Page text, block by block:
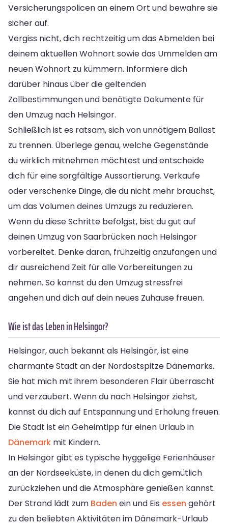
Versicherungspolicen an einem Ort und bewahre sie
sicher auf.
Vergiss nicht, dich rechtzeitig um das Abmelden bei
deinem aktuellen Wohnort sowie das Ummelden am
neuen Wohnort zu kümmern. Informiere dich
darüber hinaus über die geltenden
Zollbestimmungen und benötigte Dokumente für
den Umzug nach Helsingor.
Schließlich ist es ratsam, sich von unnötigem Ballast
zu trennen. Überlege genau, welche Gegenstände
du wirklich mitnehmen möchtest und entscheide
dich für eine sorgfältige Aussortierung. Verkaufe
oder verschenke Dinge, die du nicht mehr brauchst,
um das Volumen deines Umzugs zu reduzieren.
Wenn du diese Schritte befolgst, bist du gut auf
deinen Umzug von Saarbrücken nach Helsingor
vorbereitet. Denke daran, frühzeitig anzufangen und
dir ausreichend Zeit für alle Vorbereitungen zu
nehmen. So kannst du den Umzug stressfrei
angehen und dich auf dein neues Zuhause freuen.
Wie ist das Leben in Helsingor?
Helsingor, auch bekannt als Helsingör, ist eine
charmante Stadt an der Nordostspitze Dänemarks.
Sie hat mich mit ihrem besonderen Flair überrascht
und verzaubert. Wenn du nach Helsingor ziehst,
kannst du dich auf Entspannung und Erholung freuen.
Die Stadt ist ein Geheimtipp für einen Urlaub in
Dänemark mit Kindern.
In Helsingor gibt es typische hyggelige Ferienhäuser
an der Nordseeküste, in denen du dich gemütlich
zurückziehen und die Atmosphäre genießen kannst.
Der Strand lädt zum Baden ein und Eis essen gehört
zu den beliebten Aktivitäten im Dänemark-Urlaub